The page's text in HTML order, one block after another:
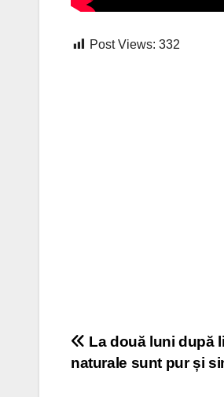
Post Views: 332
Post
navigation
La două luni după
naturale sunt pur și